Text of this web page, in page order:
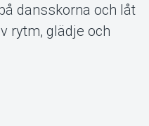
dansskorna och låt
rytm, glädje och